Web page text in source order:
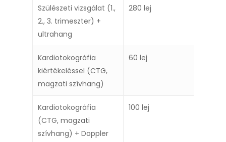
Szülészeti vizsgálat (1.,
2., 3. trimeszter) +
ultrahang
280 lej
Kardiotokográfia
kiértékeléssel (CTG,
magzati szívhang)
60 lej
Kardiotokográfia
(CTG,magzati
szívhang) + Doppler
100 lej